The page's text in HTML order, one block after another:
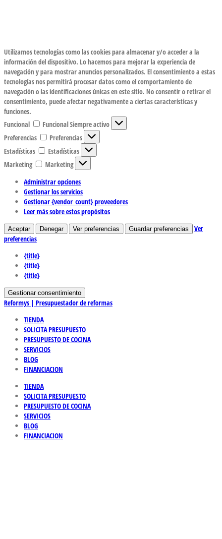
Utilizamos tecnologías como las cookies para almacenar y/o acceder a la
información del dispositivo. Lo hacemos para mejorar la experiencia de
navegación y para mostrar anuncios personalizados. El consentimiento a estas
tecnologías nos permitirá procesar datos como el comportamiento de
navegación o las identificaciones únicas en este sitio. No consentir o retirar el
consentimiento, puede afectar negativamente a ciertas características y
funciones.
Funcional
FuncionalSiempre activo
Preferencias
Preferencias
Estadísticas
Estadísticas
Marketing
Marketing
Administrar opciones
Gestionar los servicios
Gestionar {vendor_count} proveedores
Leer más sobre estos propósitos
Aceptar Denegar Ver preferencias Guardar preferencias
Ver
preferencias
{title}
{title}
{title}
Gestionar consentimiento
Reformys | Presupuestador de reformas
TIENDA
SOLICITA PRESUPUESTO
PRESUPUESTO DE COCINA
SERVICIOS
BLOG
FINANCIACION
TIENDA
SOLICITA PRESUPUESTO
PRESUPUESTO DE COCINA
SERVICIOS
BLOG
FINANCIACION